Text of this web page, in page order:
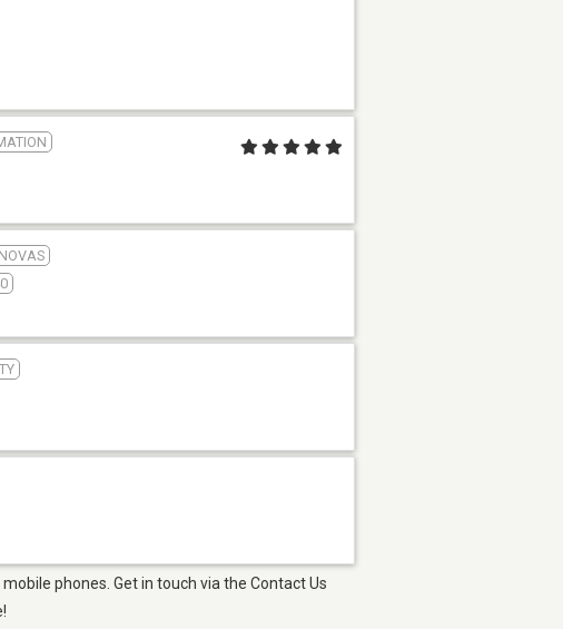
NOVAS
phones. Get in touch via the Contact Us